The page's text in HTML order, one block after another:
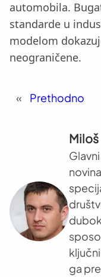
automobila.
standarde u
modelom
neograničene.
« Prethodno
ga